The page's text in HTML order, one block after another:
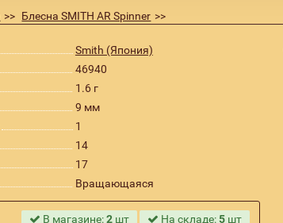
Блесна SMITH AR Spinner
Smith (Япония)
46940
1.6 г
9 мм
1
14
17
Вращающаяся
В магазине:2 шт На складе:5 шт